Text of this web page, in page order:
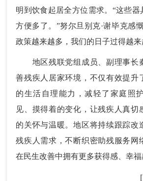
明到饮食起居全方位需求。“这些
方便多了。”努尔旦别克·谢毕克感
政策越来越多，我们的日子过得越来
地区残联党组成员、副理事长
善残疾人居家环境，不仅有效提升
的生活自理能力，减轻了家庭照
见、摸得着的变化，让残疾人真切
的关怀与温暖。地区将持续跟踪改
残疾人需求，不断织密助残服务网
在民生改善中拥有更多获得感、幸福